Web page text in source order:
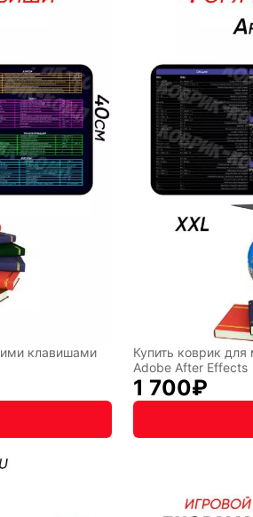
клавишами
Купить коврик
Adobe After Effects
1 700₽
ковра
INariArt